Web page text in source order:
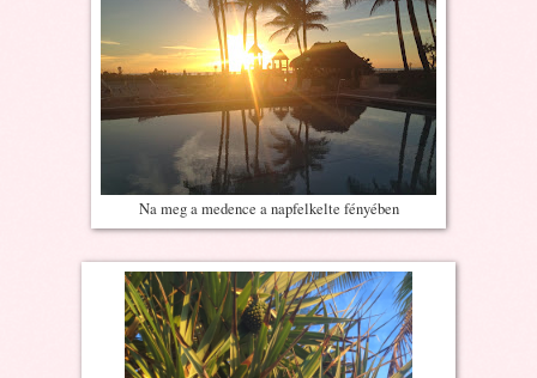
Na meg a medence a napfelkelte fényében